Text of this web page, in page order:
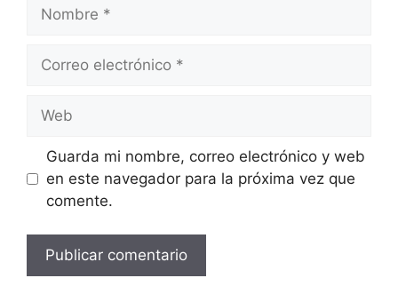
electrónico
Guarda mi nombre, correo electrónico y web
en este navegador para la próxima vez que
comente.